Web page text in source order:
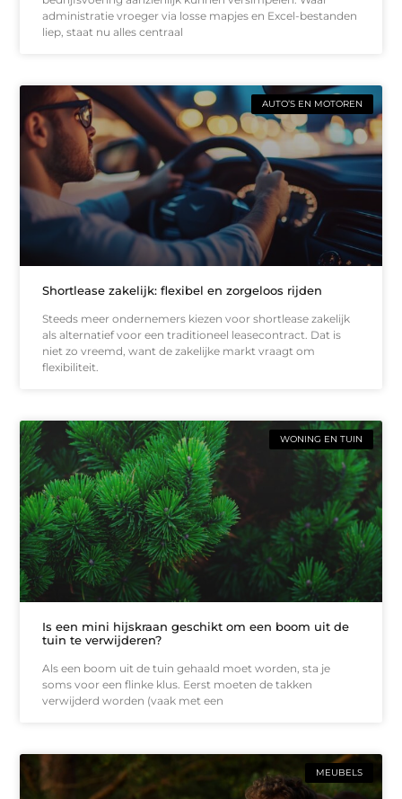
administratie vroeger via losse mapjes en Excel-bestanden
liep, staat nu alles centraal
AUTO’S EN MOTOREN
Shortlease zakelijk: flexibel en zorgeloos rijden
Steeds meer ondernemers kiezen voor shortlease zakelijk
als alternatief voor een traditioneel leasecontract. Dat is
niet zo vreemd, want de zakelijke markt vraagt om
flexibiliteit.
WONING EN TUIN
Is een mini hijskraan geschikt om een boom uit de
tuin te verwijderen?
Als een boom uit de tuin gehaald moet worden, sta je
soms voor een flinke klus. Eerst moeten de takken
verwijderd worden (vaak met een
MEUBELS